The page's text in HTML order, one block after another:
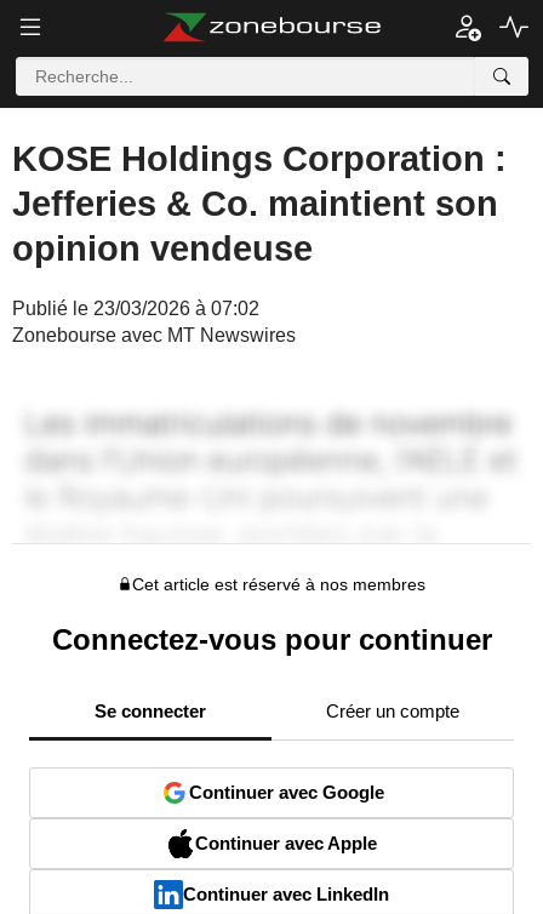
KOSE Holdings Corporation :
Jefferies & Co. maintient son
opinion vendeuse
Publié le 23/03/2026 à 07:02
Zonebourse avec MT Newswires
Cet article est réservé à nos membres
Connectez-vous pour continuer
Se connecter Créer un compte
Continuer avec Google
Continuer avec Apple
Continuer avec LinkedIn